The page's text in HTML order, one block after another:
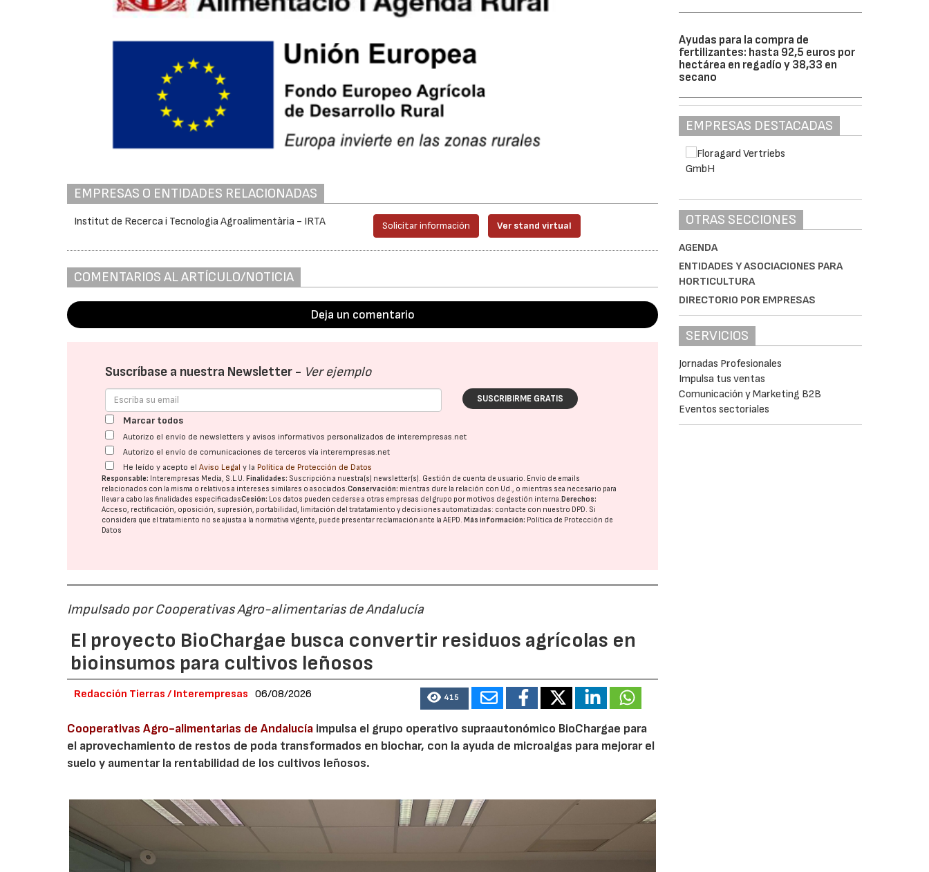
EMPRESAS O ENTIDADES RELACIONADAS
Institut de Recerca i Tecnologia Agroalimentària - IRTA Solicitar información Ver stand virtual
COMENTARIOS AL ARTÍCULO/NOTICIA
Deja un comentario
Suscríbase a nuestra Newsletter - Ver ejemplo
SUSCRIBIRME GRATIS
Marcar todos
Autorizo el envío de newsletters y avisos informativos personalizados de interempresas.net
Autorizo el envío de comunicaciones de terceros vía interempresas.net
He leído y acepto elAviso Legal y la Política de Protección de Datos
Responsable: Interempresas Media, S.L.U.Finalidades: Suscripción a nuestra(s) newsletter(s). Gestión de cuenta de usuario. Envío de emails
relacionados con la misma o relativos a intereses similares o asociados.Conservación: mientras dure la relación con Ud., o mientras sea necesario para
llevar a cabo las finalidades especificadasCesión: Los datos pueden cederse a otras empresas del grupo por motivos de gestión interna.Derechos:
Acceso, rectificación, oposición, supresión, portabilidad, limitación del tratatamiento y decisiones automatizadas: contacte con nuestro DPD. Si
considera que el tratamiento no se ajusta a la normativa vigente, puede presentar reclamación ante laAEPD.Más información: Política de Protección de
Datos
Impulsado por Cooperativas Agro-alimentarias de Andalucía
El proyecto BioChargae busca convertir residuos agrícolas en
bioinsumos para cultivos leñosos
Redacción Tierras / Interempresas 06/08/2026 415
Cooperativas Agro-alimentarias de Andalucía impulsa el grupo operativo supraautonómico BioChargae para
el aprovechamiento de restos de poda transformados en biochar, con la ayuda de microalgas para mejorar el
suelo y aumentar la rentabilidad de los cultivos leñosos.
Ayudas para la compra de
fertilizantes: hasta 92,5 euros por
hectárea en regadío y 38,33 en
secano
EMPRESAS DESTACADAS
OTRAS SECCIONES
AGENDA
ENTIDADES Y ASOCIACIONES PARA
HORTICULTURA
DIRECTORIO POR EMPRESAS
SERVICIOS
Jornadas Profesionales
Impulsa tus ventas
Comunicación y Marketing B2B
Eventos sectoriales